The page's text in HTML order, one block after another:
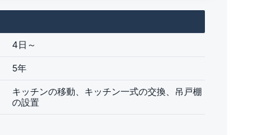
4日～
5年
キッチンの移動、キッチン一式の交換、吊戸棚
の設置